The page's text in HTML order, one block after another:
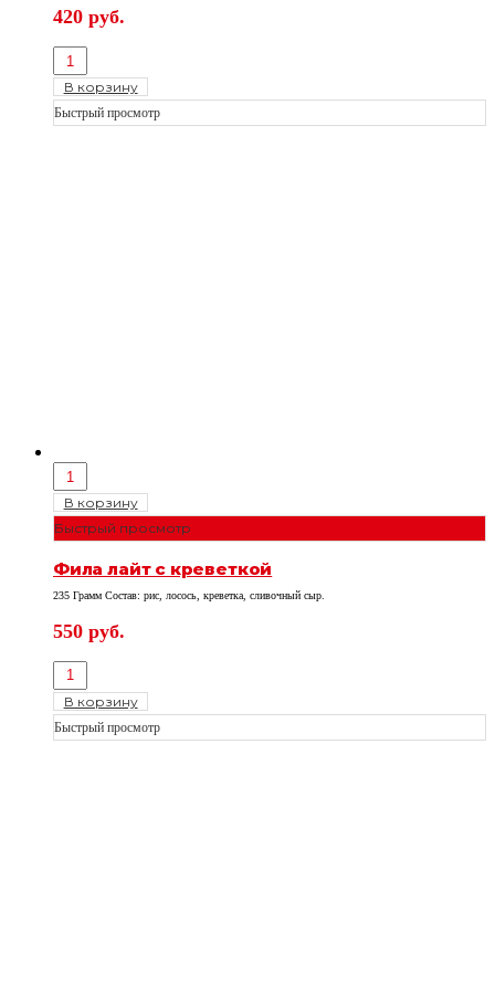
420 руб.
В корзину
Быстрый просмотр
В корзину
Быстрый просмотр
Фила лайт с креветкой
235 Грамм Состав: рис, лосось, креветка, сливочный сыр.
550 руб.
В корзину
Быстрый просмотр